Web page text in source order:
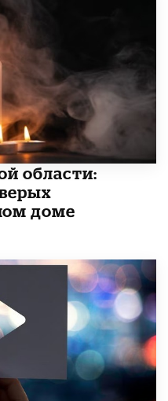
области:
доме